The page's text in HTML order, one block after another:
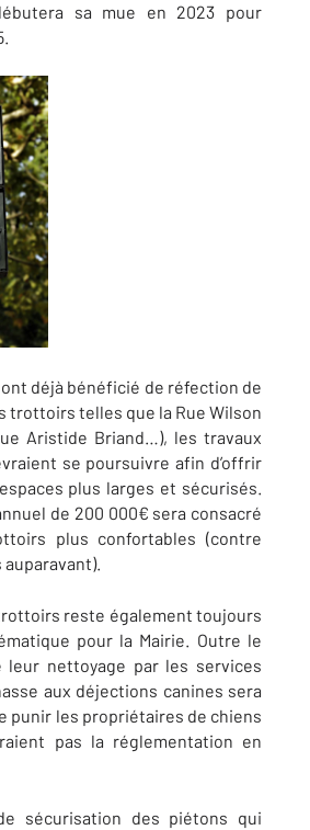
sa mue en 2023 pour
déjà bénéficié de réfection de
trottoirs telles que la Rue Wilson
Aristide Briand…), les travaux
se poursuivre afin d’offrir
plus larges et sécurisés.
de 200 000€ sera consacré
plus confortables (contre
reste également toujours
pour la Mairie. Outre le
leur nettoyage par les services
aux déjections canines sera
punir les propriétaires de chiens
pas la réglementation en
sécurisation des piétons qui